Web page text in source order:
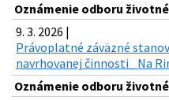
Oznámenie odboru
9. 3. 2026 |
Právoplatné záväzné
navrhovanej činnosti_ Na
Oznámenie odboru